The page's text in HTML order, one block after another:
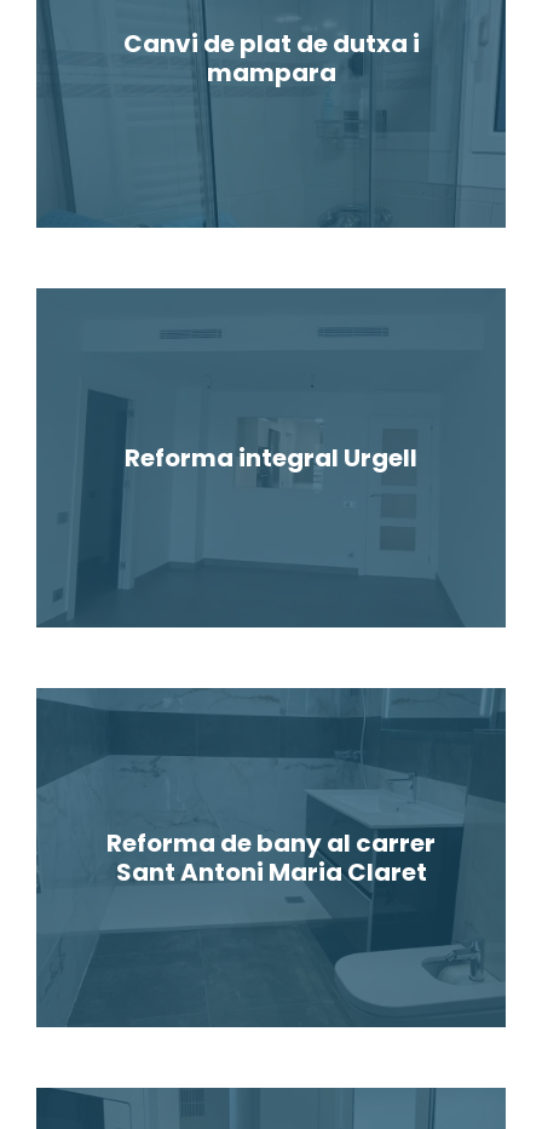
Canvi de plat de dutxa i
mampara
Reforma integral Urgell
Reforma de bany al carrer
Sant Antoni Maria Claret